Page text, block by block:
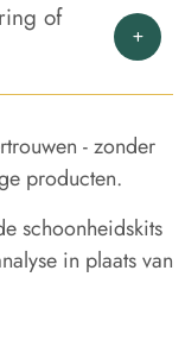
of
- zonder
producten.
schoonheidskits
in plaats van